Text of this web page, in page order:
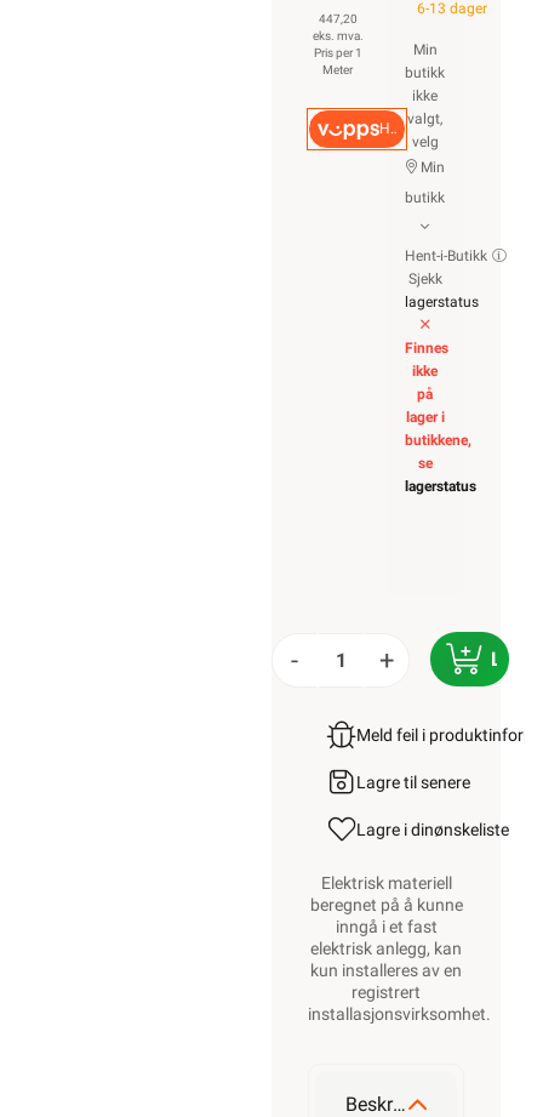
447,20
eks. mva.
Pris per 1
Meter
Hurtigkasse
6-13 dager
Min
butikk
ikke
valgt,
velg
Min
butikk
Hent-i-Butikk
Sjekk
lagerstatus
Finnes
ikke
på
lager i
butikkene,
se
lagerstatus
- +
Meld feil i
Lagre til senere
Lagre i dinønskeliste
Elektrisk materiell
beregnet på å kunne
inngå i et fast
elektrisk anlegg, kan
kun installeres av en
registrert
installasjonsvirksomhet.
Beskrivelse